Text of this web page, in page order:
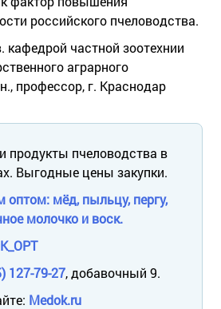
российского пчеловодства.
кафедрой частной зоотехнии
аграрного
профессор, г. Краснодар
продукты пчеловодства в
Выгодные цены закупки.
мёд, пыльцу, пергу,
молочко и воск.
127-79-27, добавочный 9.
Medok.ru